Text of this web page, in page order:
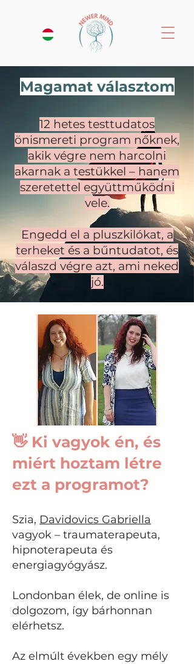
Magamat választom
12 hetes testtudatos
önismereti program nőknek,
akik végre nem harcolni
akarnak a testükkel – hanem
szeretettel együttműködni
vele.
Engedd el a pluszkilókat, a
terheket és a bűntudatot, és
válaszd végre azt, ami neked
jó.
👋 Ki vagyok én, és
miért hoztam létre
ezt a programot?
Szia, Davidovics Gabriella
vagyok – traumaterapeuta,
hipnoterapeuta és
energiagyógyász.
Londonban élek, de online is
dolgozom, így bárhonnan
elérhetsz.
Az elmúlt években egy mély